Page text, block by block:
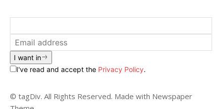
I want in
I've read and accept the Privacy Policy.
© tagDiv. All Rights Reserved. Made with Newspaper